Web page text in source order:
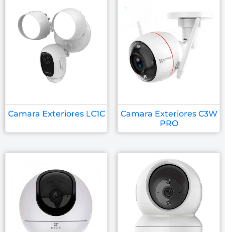
Camara Exteriores LC1C
Camara Exteriores C3W
PRO